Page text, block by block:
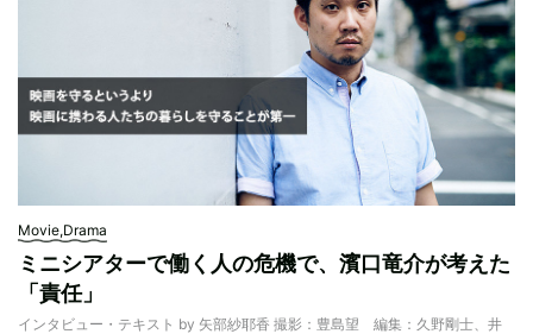
Movie,Drama
ミニシアターで働く人の危機で、濱口竜介が考えた
「責任」
インタビュー・テキスト by 矢部紗耶香 撮影：豊島望 編集：久野剛士、井